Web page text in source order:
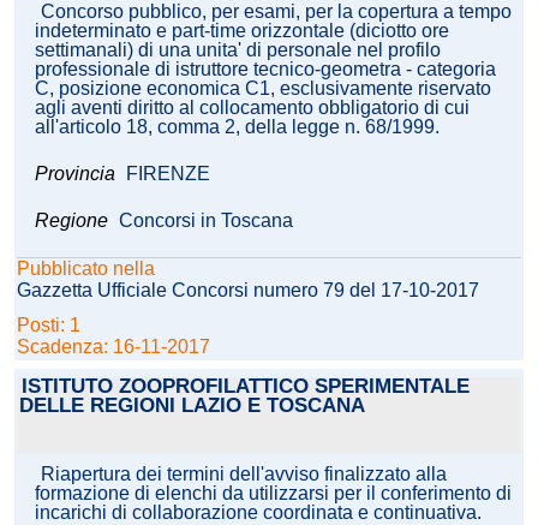
Concorso pubblico, per esami, per la copertura a tempo
indeterminato e part-time orizzontale (diciotto ore
settimanali) di una unita' di personale nel profilo
professionale di istruttore tecnico-geometra - categoria
C, posizione economica C1, esclusivamente riservato
agli aventi diritto al collocamento obbligatorio di cui
all'articolo 18, comma 2, della legge n. 68/1999.
Provincia FIRENZE
Regione Concorsi in Toscana
Pubblicato nella
Gazzetta Ufficiale Concorsi numero 79 del 17-10-2017
Posti: 1
Scadenza: 16-11-2017
ISTITUTO ZOOPROFILATTICO SPERIMENTALE
DELLE REGIONI LAZIO E TOSCANA
Riapertura dei termini dell'avviso finalizzato alla
formazione di elenchi da utilizzarsi per il conferimento di
incarichi di collaborazione coordinata e continuativa.